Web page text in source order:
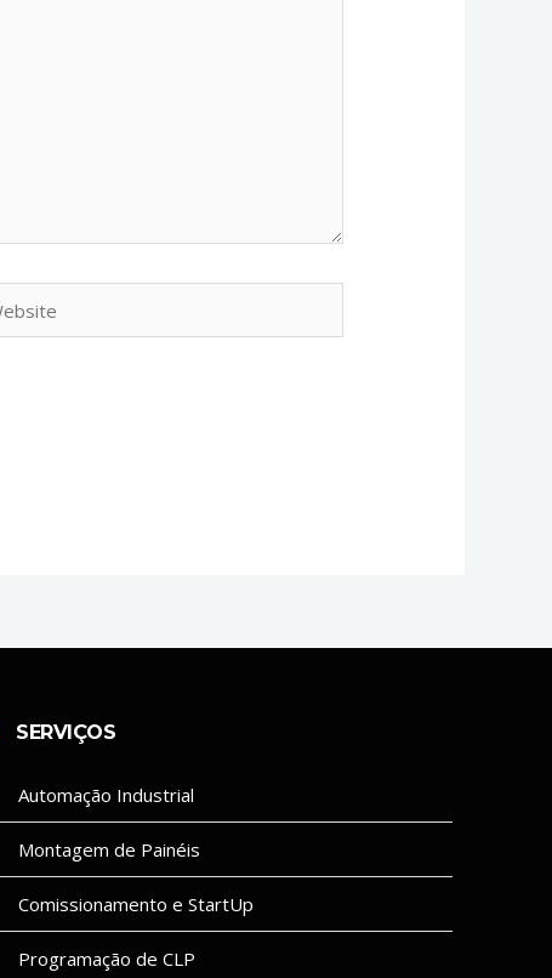
SERVIÇOS
Automação Industrial
Montagem de Painéis
Comissionamento e StartUp
Programação de CLP